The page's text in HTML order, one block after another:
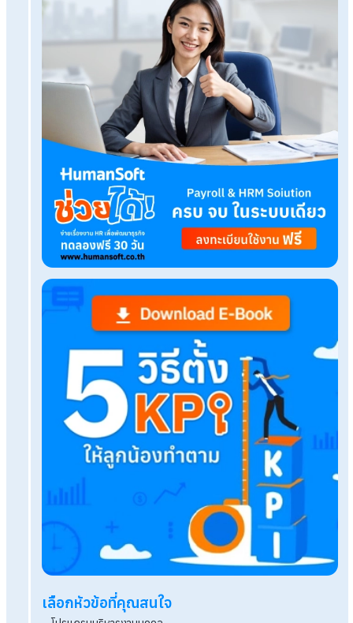
ทดลองใช้งานฟรี
Tags:
โบนัส
เรื่องที่คุณอาจสนใจ
เตรียมตัวเป็น HR ยุคใหม่ ต้องเพิ่มทักษะอะไรบ้างใน
ภาษีป้ายมีกี่ประเภท? พร้อมกำหนดการยื่นแบบและชำ
ป้าย2569
ปิดงวดภาษีแบบไร้กังวล! ใช้ Payroll Software จัด
สะสม